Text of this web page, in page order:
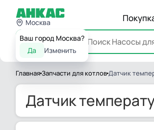
Москва
Ваш город Москва?
Да
Изменить
Каталог
ГлавнаяЗапчасти для котловДатчик
Датчик